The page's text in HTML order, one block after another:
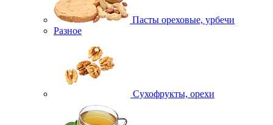
Пасты ореховые, урбечи
Разное
Сухофрукты, орехи